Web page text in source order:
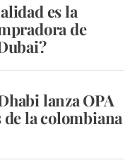
es la
de
lanza OPA
la colombiana